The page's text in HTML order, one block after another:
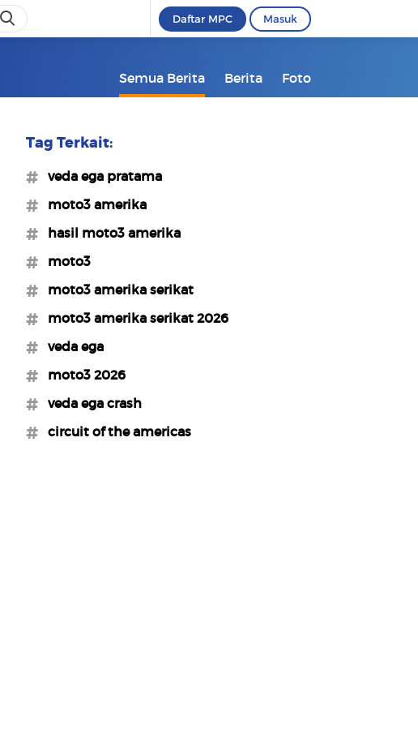
Daftar MPC Masuk
Semua Berita Berita Foto
Tag Terkait:
#veda ega pratama
#moto3 amerika
#hasil moto3 amerika
#moto3
#moto3 amerika serikat
#moto3 amerika serikat 2026
#veda ega
#moto3 2026
#veda ega crash
#circuit of the americas